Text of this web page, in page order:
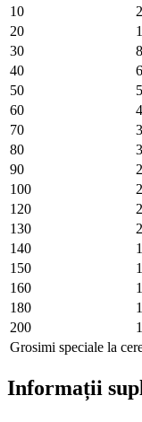
10
20
30
8
40
6
50
5
60
4
70
80
3
90
100
120
2
130
2
140
150
160
180
200
1
Grosimi speciale la
Informații